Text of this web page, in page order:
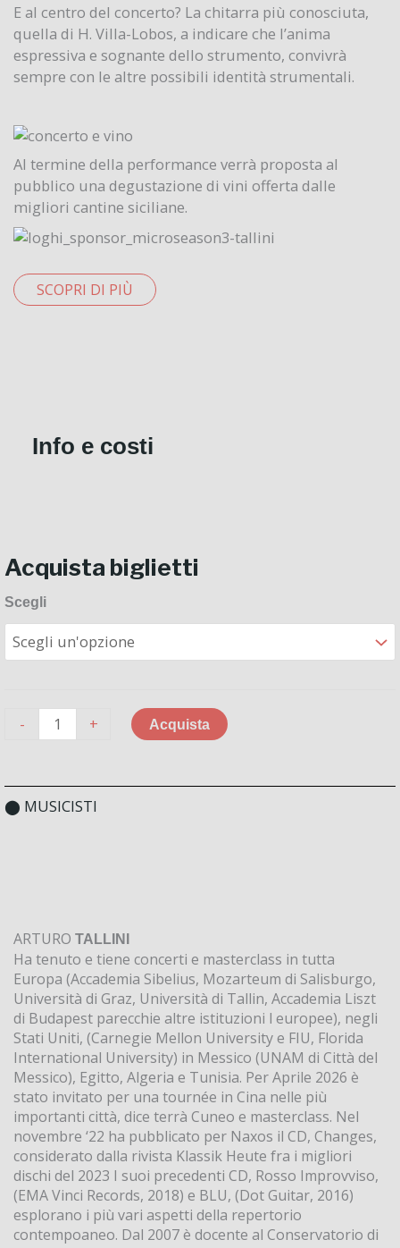
E al centro del concerto? La chitarra più conosciuta,
quella di H. Villa-Lobos, a indicare che l’anima
espressiva e sognante dello strumento, convivrà
sempre con le altre possibili identità strumentali.
Al termine della performance verrà proposta al
pubblico una degustazione di vini offerta dalle
migliori cantine siciliane.
SCOPRI DI PIÙ
Info e costi
Acquista biglietti
Scegli
-
ARTURO
quantità
+ Acquista
⬤ MUSICISTI
ARTURO TALLINI
Ha tenuto e tiene concerti e masterclass in tutta
Europa (Accademia Sibelius, Mozarteum di Salisburgo,
Università di Graz, Università di Tallin, Accademia Liszt
di Budapest parecchie altre istituzioni l europee), negli
Stati Uniti, (Carnegie Mellon University e FIU, Florida
International University) in Messico (UNAM di Città del
Messico), Egitto, Algeria e Tunisia. Per Aprile 2026 è
stato invitato per una tournée in Cina nelle più
importanti città, dice terrà Cuneo e masterclass. Nel
novembre ‘22 ha pubblicato per Naxos il CD, Changes,
considerato dalla rivista Klassik Heute fra i migliori
dischi del 2023 I suoi precedenti CD, Rosso Improvviso,
(EMA Vinci Records, 2018) e BLU, (Dot Guitar, 2016)
esplorano i più vari aspetti della repertorio
contempoaneo. Dal 2007 è docente al Conservatorio di